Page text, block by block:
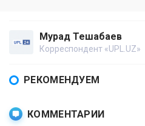
Мурад Тешабаев
Корреспондент «UPL.UZ»
РЕКОМЕНДУЕМ
КОММЕНТАРИИ